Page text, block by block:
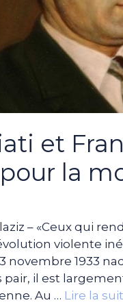
et
la
– «Ceux qui
violente
novembre 1933
pair, il est
Au … Lire la